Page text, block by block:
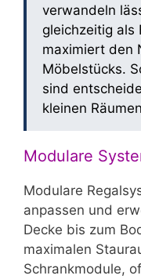
verwandeln
gleichzeitig als
maximiert den
Möbelstücks.
sind
kleinen
Modulare
Modulare
anpassen und
Decke bis zum
maximalen
Schrankmodule,